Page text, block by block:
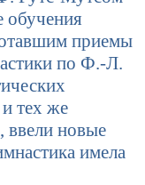
обучения
приемы
по Ф.-Л.
тех же
ввели новые
имела